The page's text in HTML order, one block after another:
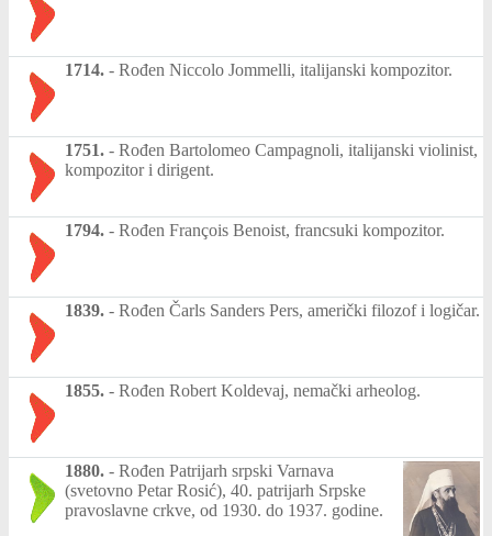
1714. - Rođen Niccolo Jommelli, italijanski kompozitor.
1751. - Rođen Bartolomeo Campagnoli, italijanski violinist,
kompozitor i dirigent.
1794. - Rođen François Benoist, francsuki kompozitor.
1839. - Rođen Čarls Sanders Pers, američki filozof i logičar.
1855. - Rođen Robert Koldevaj, nemački arheolog.
1880. - Rođen Patrijarh srpski Varnava
(svetovno Petar Rosić), 40. patrijarh Srpske
pravoslavne crkve, od 1930. do 1937. godine.